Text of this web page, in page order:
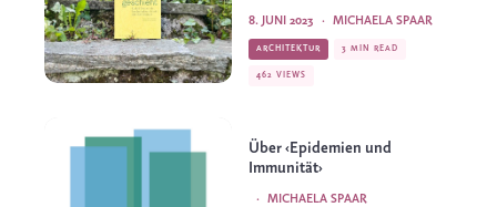
MICHAELA SPAAR
·
8. JUNI 2023
ARCHITEKTUR 3 MIN READ
462 VIEWS
Über ‹Epidemien und
Immunität›
MICHAELA SPAAR
·